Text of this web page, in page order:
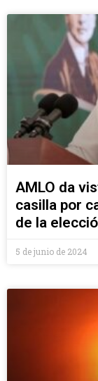
AMLO da
casilla por
de la
5 de junio de 2024